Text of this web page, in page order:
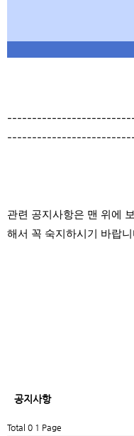
---------------------
관련 공지사항은 맨 위에
해서 꼭 숙지하시기 바랍
공지사항
Total 0 1 Page